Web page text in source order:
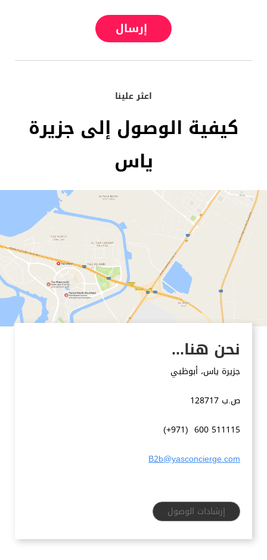
إرسال
اعثر علينا
كيفية الوصول إلى جزيرة
ياس
نحن هنا...
جزيرة ياس، أبوظبي
ص.ب 128717
(+971) 600 511115
B2b@yasconcierge.com
إرشادات الوصول